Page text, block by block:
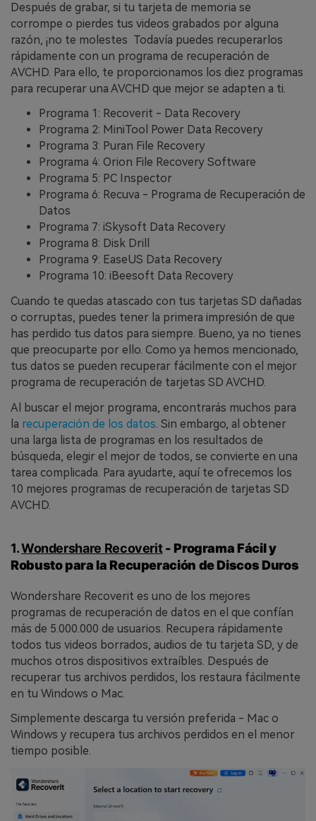
󠀰Después de grabar, si tu tarjeta de memoria se
corrompe o pierdes tus videos grabados por alguna
razón, ¡no te molestes 󠀲󠀡󠀩󠀣󠀢󠀢󠀣󠀠󠀥󠀳 Todavía puedes recuperarlos
rápidamente con un programa de recuperación de
AVCHD.󠀲󠀡󠀩󠀣󠀢󠀢󠀣󠀠󠀦󠀳󠀰 Para ello, te proporcionamos los diez programas
para recuperar una AVCHD que mejor se adapten a ti.󠀲󠀡󠀩󠀣󠀢󠀢󠀣󠀠󠀧󠀳
Programa 1: Recoverit - Data Recovery󠀲󠀡󠀩󠀣󠀢󠀢󠀢󠀨󠀤󠀳
Programa 2: MiniTool Power Data Recovery󠀲󠀡󠀩󠀣󠀢󠀢󠀢󠀨󠀥󠀳
Programa 3: Puran File Recovery󠀲󠀡󠀩󠀣󠀢󠀢󠀢󠀨󠀦󠀳
Programa 4: Orion File Recovery Software󠀲󠀡󠀩󠀣󠀢󠀢󠀢󠀨󠀧󠀳
Programa 5: PC Inspector󠀲󠀡󠀩󠀣󠀢󠀢󠀢󠀨󠀨󠀳
Programa 6: Recuva - Programa de Recuperación de
Datos
Programa 7: iSkysoft Data Recovery󠀲󠀡󠀩󠀣󠀢󠀢󠀢󠀩󠀠󠀳
Programa 8: Disk Drill󠀲󠀡󠀩󠀣󠀢󠀢󠀢󠀩󠀡󠀳
Programa 9: EaseUS Data Recovery󠀲󠀡󠀩󠀣󠀢󠀢󠀢󠀩󠀢󠀳
Programa 10: iBeesoft Data Recovery󠀲󠀡󠀩󠀣󠀢󠀢󠀢󠀩󠀣󠀳
Cuando te quedas atascado con tus tarjetas SD dañadas
o corruptas, puedes tener la primera impresión de que
has perdido tus datos para siempre.󠀲󠀡󠀩󠀣󠀢󠀢󠀣󠀡󠀨󠀳 Bueno, ya no tienes
que preocuparte por ello.󠀲󠀡󠀩󠀣󠀢󠀢󠀣󠀡󠀩󠀳󠀰 Como ya hemos mencionado,
tus datos se pueden recuperar fácilmente con el mejor
programa de recuperación de tarjetas SD AVCHD.󠀲󠀡󠀩󠀣󠀢󠀢󠀣󠀢󠀠󠀳
Al buscar el mejor programa, encontrarás muchos para
la recuperación de los datos.󠀲󠀡󠀩󠀣󠀢󠀢󠀣󠀢󠀡󠀳󠀰 Sin embargo, al obtener
una larga lista de programas en los resultados de
búsqueda, elegir el mejor de todos, se convierte en una
tarea complicada.󠀲󠀡󠀩󠀣󠀢󠀢󠀣󠀢󠀢󠀳󠀰 Para ayudarte, aquí te ofrecemos los
10 mejores programas de recuperación de tarjetas SD
AVCHD.
1.Wondershare Recoverit - Programa Fácil y
Robusto para la Recuperación de Discos Duros
󠀰Wondershare Recoverit es uno de los mejores
programas de recuperación de datos en el que confían
más de 5.000.000 de usuarios.󠀲󠀡󠀩󠀣󠀢󠀢󠀣󠀢󠀥󠀳󠀰 Recupera rápidamente
todos tus videos borrados, audios de tu tarjeta SD, y de
muchos otros dispositivos extraíbles.󠀲󠀡󠀩󠀣󠀢󠀢󠀣󠀢󠀦󠀳󠀰 Después de
recuperar tus archivos perdidos, los restaura fácilmente
en tu Windows o Mac.󠀲󠀡󠀩󠀣󠀢󠀢󠀣󠀢󠀧󠀳
Simplemente descarga tu versión preferida - Mac o
Windows y recupera tus archivos perdidos en el menor
tiempo posible.󠀲󠀡󠀩󠀣󠀢󠀢󠀣󠀢󠀨